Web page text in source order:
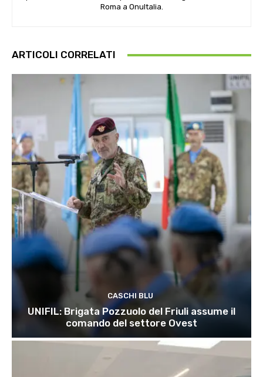
Roma a OnuItalia.
ARTICOLI CORRELATI
CASCHI BLU
UNIFIL: Brigata Pozzuolo del Friuli assume il
comando del settore Ovest